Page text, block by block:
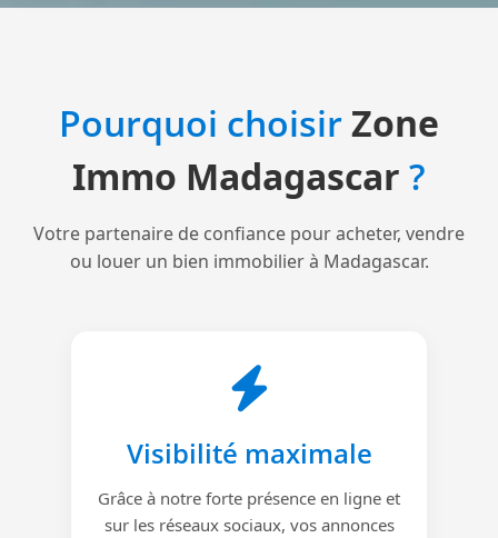
Pourquoi choisirZone
Immo Madagascar ?
Votre partenaire de confiance pour acheter, vendre
ou louer un bien immobilier à Madagascar.
Visibilité maximale
Grâce à notre forte présence en ligne et
sur les réseaux sociaux, vos annonces